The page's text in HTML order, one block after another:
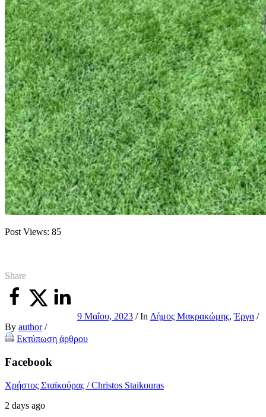
Post Views: 85
Share
9 Μαΐου, 2023/ In Δήμος Μακρακώμης,Έργα/
By author/
Εκτύπωση άρθρου
Facebook
Χρήστος Σταϊκούρας / Christos Staikouras
2 days ago